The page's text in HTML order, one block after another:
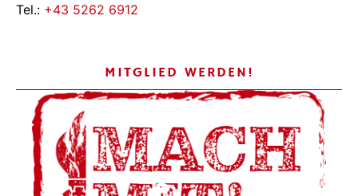
Tel.: +43 5262 6912
MITGLIED WERDEN!